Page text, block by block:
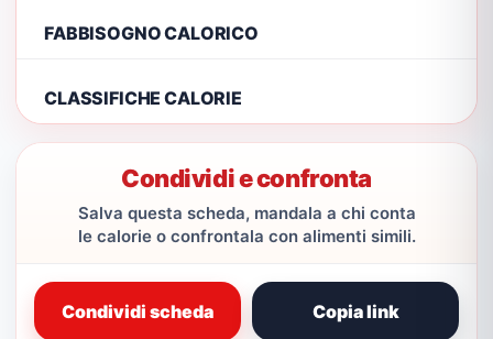
FABBISOGNO CALORICO
CLASSIFICHE CALORIE
Condividi e confronta
Salva questa scheda, mandala a chi conta
le calorie o confrontala con alimenti simili.
Condividi scheda Copia link